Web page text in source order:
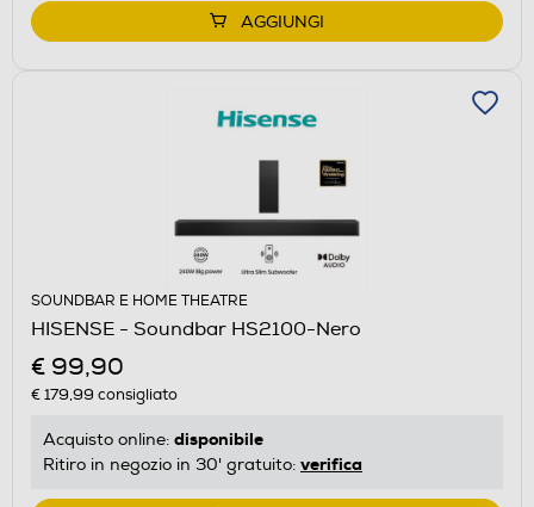
AGGIUNGI
SOUNDBAR E HOME THEATRE
HISENSE - Soundbar HS2100-Nero
€ 99,90
€ 179,99 consigliato
Acquisto online: disponibile
Ritiro in negozio in 30' gratuito: verifica